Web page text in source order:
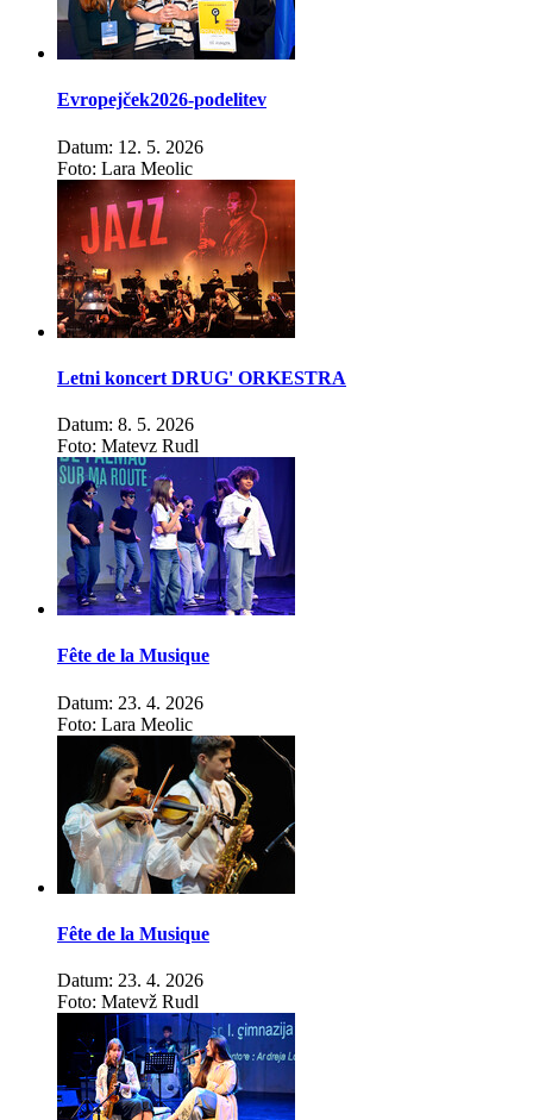
Evropejček2026-podelitev
Datum: 12. 5. 2026
Foto: Lara Meolic
Letni koncert DRUG' ORKESTRA
Datum: 8. 5. 2026
Foto: Matevz Rudl
Fête de la Musique
Datum: 23. 4. 2026
Foto: Lara Meolic
Fête de la Musique
Datum: 23. 4. 2026
Foto: Matevž Rudl